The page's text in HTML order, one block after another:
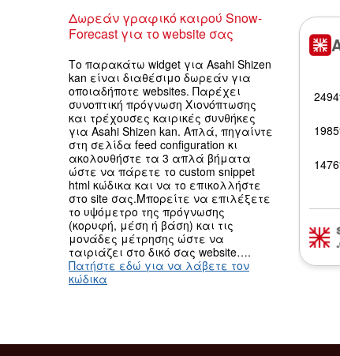
Δωρεάν γραφικό καιρού Snow-
Forecast για το website σας
Το παρακάτω widget για Asahi Shizen
kan είναι διαθέσιμο δωρεάν για
οποιαδήποτε websites. Παρέχει
συνοπτική πρόγνωση Χιονόπτωσης
και τρέχουσες καιρικές συνθήκες
για Asahi Shizen kan. Απλά, πηγαίντε
στη σελίδα feed configuration κι
ακολουθήστε τα 3 απλά βήματα
ώστε να πάρετε το custom snippet
html κώδικα και να το επικολλήστε
στο site σας.Μπορείτε να επιλέξετε
το υψόμετρο της πρόγνωσης
(κορυφή, μέση ή βάση) και τις
μονάδες μέτρησης ώστε να
ταιριάζει στο δικό σας website….
Πατήστε εδώ για να λάβετε τον
κώδικα